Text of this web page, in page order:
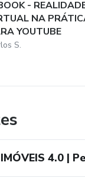
-
NA
YOUTUBE
S.
4.0 |